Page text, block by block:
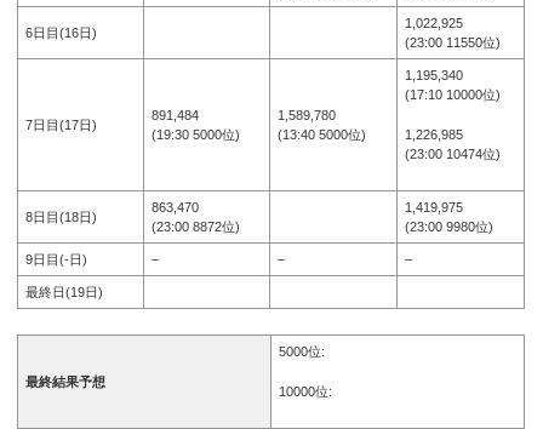
6日目(16日)
1,022,925
(23:00 11550位)
7日目(17日)
891,484
(19:30 5000位)
1,589,780
(13:40 5000位)
1,195,340
(17:10 10000位)
1,226,985
(23:00 10474位)
8日目(18日)
863,470
(23:00 8872位)
1,419,975
(23:00 9980位)
9日目(-日) – – –
最終日(19日)
最終結果予想
5000位:
10000位: